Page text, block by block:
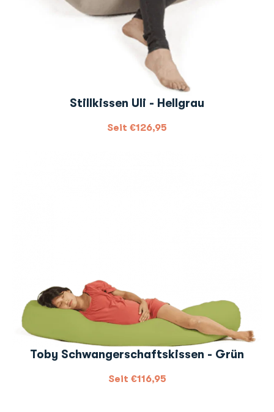
Stillkissen Uli - Hellgrau
Seit €126,95
Toby Schwangerschaftskissen - Grün
Seit €116,95